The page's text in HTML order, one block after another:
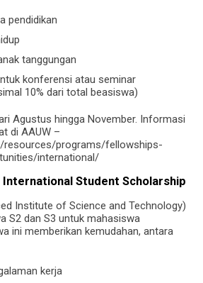
pendidikan
tanggungan
konferensi atau seminar
10% dari total beasiswa)
Agustus hingga November. Informasi
di AAUW –
resources/programs/fellowships-
international/
International Student Scholarship
Institute of Science and Technology)
S2 dan S3 untuk mahasiswa
ini memberikan kemudahan, antara
kerja